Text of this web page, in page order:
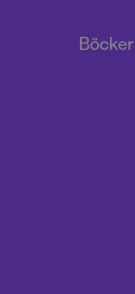
Böcker